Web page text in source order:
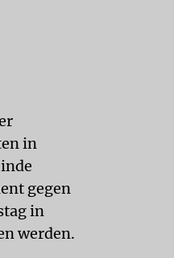
in
gegen
in
werden.